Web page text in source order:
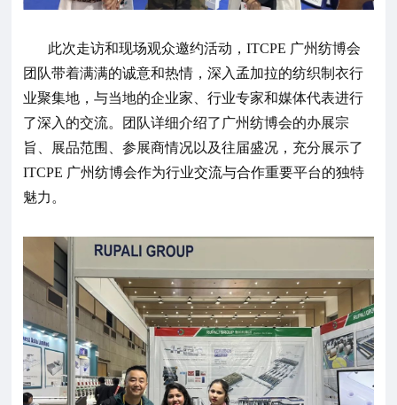
此次走访和现场观众邀约活动，ITCPE 广州纺博会
团队带着满满的诚意和热情，深入孟加拉的纺织制衣行
业聚集地，与当地的企业家、行业专家和媒体代表进行
了深入的交流。团队详细介绍了广州纺博会的办展宗
旨、展品范围、参展商情况以及往届盛况，充分展示了
ITCPE 广州纺博会作为行业交流与合作重要平台的独特
魅力。